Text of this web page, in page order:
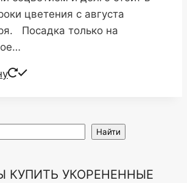
цветения с августа
Посадка только на
Найти
КУПИТЬ УКОРЕНЕННЫЕ